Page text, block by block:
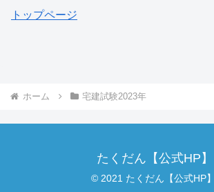
トップページ
ホーム 宅建試験2023年
たくだん【公式HP】
© 2021 たくだん【公式HP】.